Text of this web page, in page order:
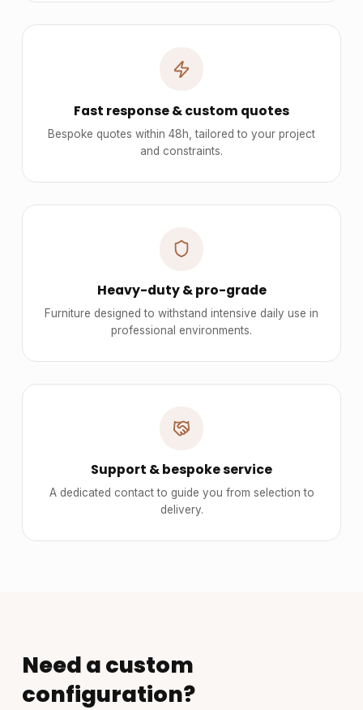
Fast response & custom quotes
Bespoke quotes within 48h, tailored to your project
and constraints.
Heavy-duty & pro-grade
Furniture designed to withstand intensive daily use in
professional environments.
Support & bespoke service
A dedicated contact to guide you from selection to
delivery.
Need a custom
configuration?